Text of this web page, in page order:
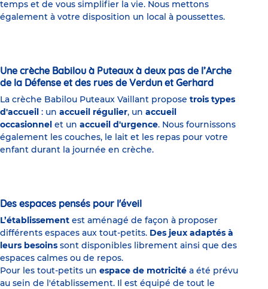
temps et de vous simplifier la vie. Nous mettons
également à votre disposition un local à poussettes.
Une crèche Babilou à Puteaux à deux pas de l’Arche
de la Défense et des rues de Verdun et Gerhard
La crèche Babilou Puteaux Vaillant propose trois types
d'accueil : un accueil régulier, un accueil
occasionnel et un accueil d'urgence. Nous fournissons
également les couches, le lait et les repas pour votre
enfant durant la journée en crèche.
Des espaces pensés pour l'éveil
L’établissement est aménagé de façon à proposer
différents espaces aux tout-petits. Des jeux adaptés à
leurs besoins sont disponibles librement ainsi que des
espaces calmes ou de repos.
Pour les tout-petits un espace de motricité a été prévu
au sein de l'établissement. Il est équipé de tout le